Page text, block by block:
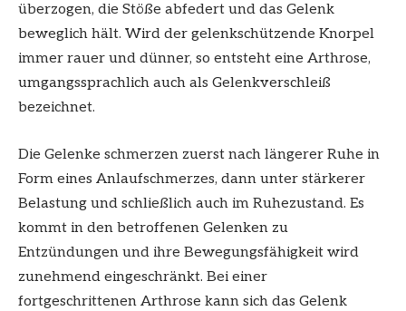
überzogen, die Stöße abfedert und das Gelenk
beweglich hält. Wird der gelenkschützende Knorpel
immer rauer und dünner, so entsteht eine Arthrose,
umgangssprachlich auch als Gelenkverschleiß
bezeichnet.
Die Gelenke schmerzen zuerst nach längerer Ruhe in
Form eines Anlaufschmerzes, dann unter stärkerer
Belastung und schließlich auch im Ruhezustand. Es
kommt in den betroffenen Gelenken zu
Entzündungen und ihre Bewegungsfähigkeit wird
zunehmend eingeschränkt. Bei einer
fortgeschrittenen Arthrose kann sich das Gelenk